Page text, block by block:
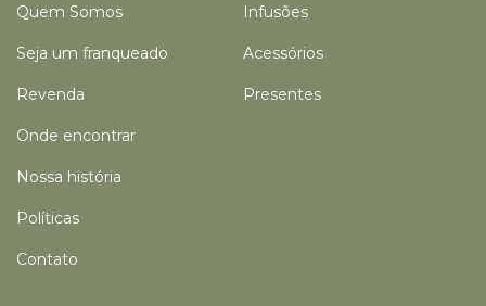
Quem Somos
Seja um franqueado
Revenda
Onde encontrar
Nossa história
Políticas
Contato
Infusões
Acessórios
Presentes